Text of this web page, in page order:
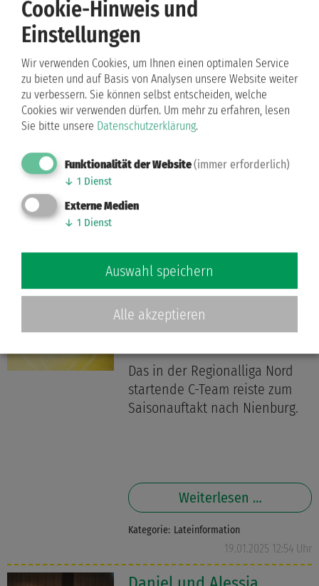
Die IGS Lilienthal tanzt -
Das Video
Ende September 2024 fand in
der IGS Lilienthal der
Europäische Schulsporttag statt.
Nun steht auch das Video
welches durch Schülergruppe
Kategorie: Allgemein
25.01.2025 14:52 Uhr
C-Team startet in
Das in der Regionalliga Nord
startende C-Team reiste zum
Saisonauftakt nach Nienburg.
Weiterlesen …
Kategorie: Lateinformation
19.01.2025 12:54 Uhr
Cookie-Hinweis und
Einstellungen
Wir verwenden Cookies, um Ihnen einen optimalen Service
zu bieten und auf Basis von Analysen unsere Website weiter
zu verbessern. Sie können selbst entscheiden, welche
Cookies wir verwenden dürfen. Um mehr zu erfahren, lesen
Sie bitte unsere Datenschutzerklärung.
Funktionalität der Website(immer erforderlich)
↓ 1 Dienst
Externe Medien
↓ 1 Dienst
Auswahl speichern
Alle akzeptieren